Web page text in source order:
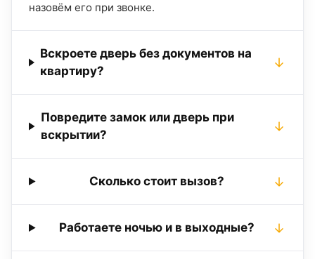
назовём его при звонке.
Вскроете дверь без документов на
квартиру?
Повредите замок или дверь при
вскрытии?
Сколько стоит вызов?
Работаете ночью и в выходные?